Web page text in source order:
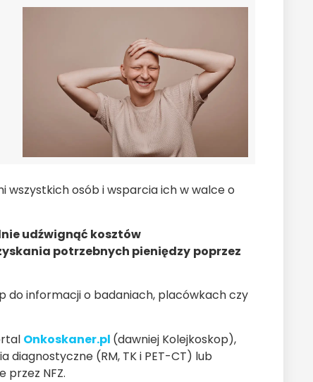
wszystkich osób i wsparcia ich w walce o
udźwignąć kosztów
potrzebnych pieniędzy poprzez
do informacji o badaniach, placówkach czy
Onkoskaner.pl (dawniej Kolejkoskop),
(RM, TK i PET-CT) lub
przez NFZ.